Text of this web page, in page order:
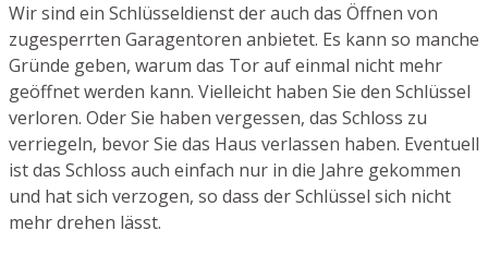
Wir sind ein Schlüsseldienst der auch das Öffnen von
zugesperrten Garagentoren anbietet. Es kann so manche
Gründe geben, warum das Tor auf einmal nicht mehr
geöffnet werden kann. Vielleicht haben Sie den Schlüssel
verloren. Oder Sie haben vergessen, das Schloss zu
verriegeln, bevor Sie das Haus verlassen haben. Eventuell
ist das Schloss auch einfach nur in die Jahre gekommen
und hat sich verzogen, so dass der Schlüssel sich nicht
mehr drehen lässt.